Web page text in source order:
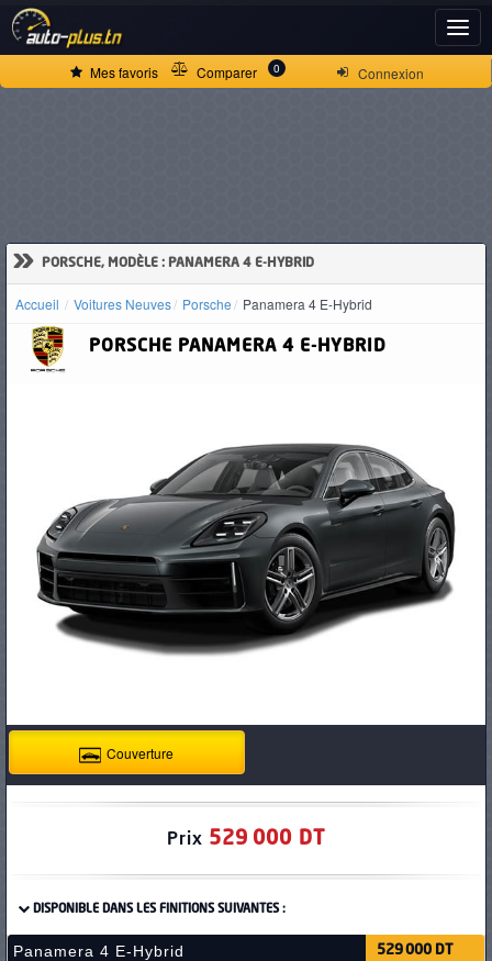
Connexion
Mes favoris Comparer 0
» PORSCHE, MODÈLE : PANAMERA 4 E-HYBRID
Accueil Voitures Neuves Porsche Panamera 4 E-Hybrid
PORSCHE PANAMERA 4 E-HYBRID
Couverture
Prix 529 000 DT
DISPONIBLE DANS LES FINITIONS SUIVANTES :
Panamera 4 E-Hybrid 529 000 DT
ACCUEIL
D'OCCASION
PNEUS